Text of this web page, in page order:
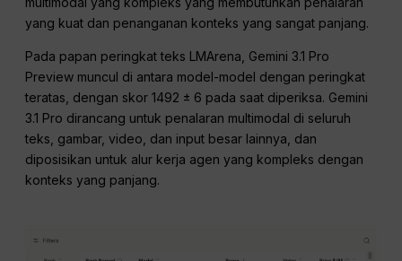
yang kuat dan penanganan konteks yang sangat panjang.
Pada papan peringkat teks LMArena, Gemini 3.1 Pro
Preview muncul di antara model-model dengan peringkat
teratas, dengan skor 1492 ± 6 pada saat diperiksa. Gemini
3.1 Pro dirancang untuk penalaran multimodal di seluruh
teks, gambar, video, dan input besar lainnya, dan
diposisikan untuk alur kerja agen yang kompleks dengan
konteks yang panjang.